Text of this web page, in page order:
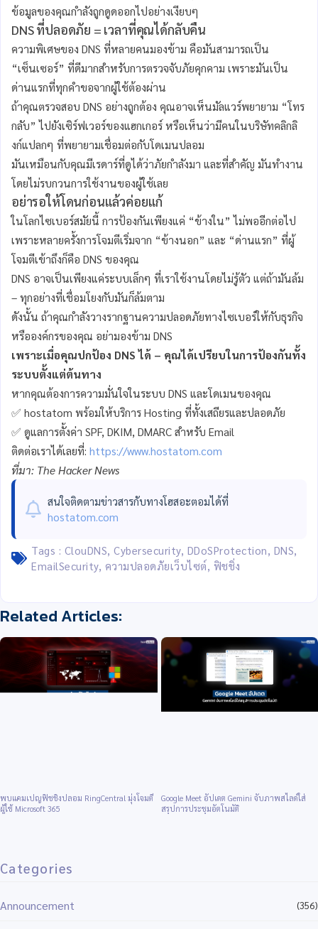
ข้อมูลของคุณกำลังถูกดูดออกไปอย่างเงียบๆ
DNS ที่ปลอดภัย = เวลาที่คุณได้กลับคืน
ความพิเศษของ DNS ที่หลายคนมองข้าม คือมันสามารถเป็น
“เซ็นเซอร์” ที่ดีมากสำหรับการตรวจจับภัยคุกคาม เพราะมันเป็น
ด่านแรกที่ทุกคำขอจากผู้ใช้ต้องผ่าน
ถ้าคุณตรวจสอบ DNS อย่างถูกต้อง คุณอาจเห็นมัลแวร์พยายาม “โทร
กลับ” ไปยังเซิร์ฟเวอร์ของแฮกเกอร์ หรือเห็นว่ามีคนในบริษัทคลิกลิ
งก์แปลกๆ ที่พยายามเชื่อมต่อกับโดเมนปลอม
มันเหมือนกับคุณมีเรดาร์ที่ดูได้ว่าภัยกำลังมา และที่สำคัญ มันทำงาน
โดยไม่รบกวนการใช้งานของผู้ใช้เลย
อย่ารอให้โดนก่อนแล้วค่อยแก้
ในโลกไซเบอร์สมัยนี้ การป้องกันเพียงแค่ “ข้างใน” ไม่พออีกต่อไป
เพราะหลายครั้งการโจมตีเริ่มจาก “ข้างนอก” และ “ด่านแรก” ที่ผู้
โจมตีเข้าถึงก็คือ DNS ของคุณ
DNS อาจเป็นเพียงแค่ระบบเล็กๆ ที่เราใช้งานโดยไม่รู้ตัว แต่ถ้ามันล้ม
– ทุกอย่างที่เชื่อมโยงกับมันก็ล้มตาม
ดังนั้น ถ้าคุณกำลังวางรากฐานความปลอดภัยทางไซเบอร์ให้กับธุรกิจ
หรือองค์กรของคุณ อย่ามองข้าม DNS
เพราะเมื่อคุณปกป้อง DNS ได้ – คุณได้เปรียบในการป้องกันทั้ง
ระบบตั้งแต่ต้นทาง
หากคุณต้องการความมั่นใจในระบบ DNS และโดเมนของคุณ
✅ hostatom พร้อมให้บริการ Hosting ที่ทั้งเสถียรและปลอดภัย
✅ ดูแลการตั้งค่า SPF, DKIM, DMARC สำหรับ Email
ติดต่อเราได้เลยที่: https://www.hostatom.com
ที่มา: The Hacker News
สนใจติดตามข่าวสารกับทางโฮสอะตอมได้ที่
hostatom.com
Tags : ClouDNS Cybersecurity, DDoSProtection DNS
EmailSecurity, ความปลอดภัยเว็บไซต์ ฟิชชิ่ง
พบแคมเปญฟิชชิงปลอม RingCentral มุ่งโจมตี
ผู้ใช้ Microsoft 365
Google Meet อัปเดต Gemini จับภาพสไลด์ใส่
สรุปการประชุมอัตโนมัติ
Categories
Announcement (356)